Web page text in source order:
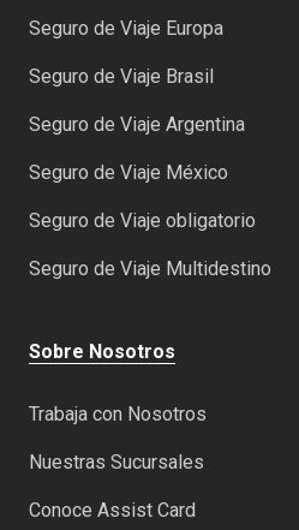
Seguro de Viaje Europa
Seguro de Viaje Brasil
Seguro de Viaje Argentina
Seguro de Viaje México
Seguro de Viaje obligatorio
Seguro de Viaje Multidestino
Sobre Nosotros
Trabaja con Nosotros
Nuestras Sucursales
Conoce Assist Card